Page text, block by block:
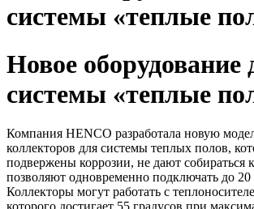
системы «теплые
Новое оборудование
системы «теплые
Компания HENCO разработала новую
коллекторов для системы теплых полов,
подвержены коррозии, не дают собираться
позволяют одновременно подключать до 20
Коллекторы могут работать с